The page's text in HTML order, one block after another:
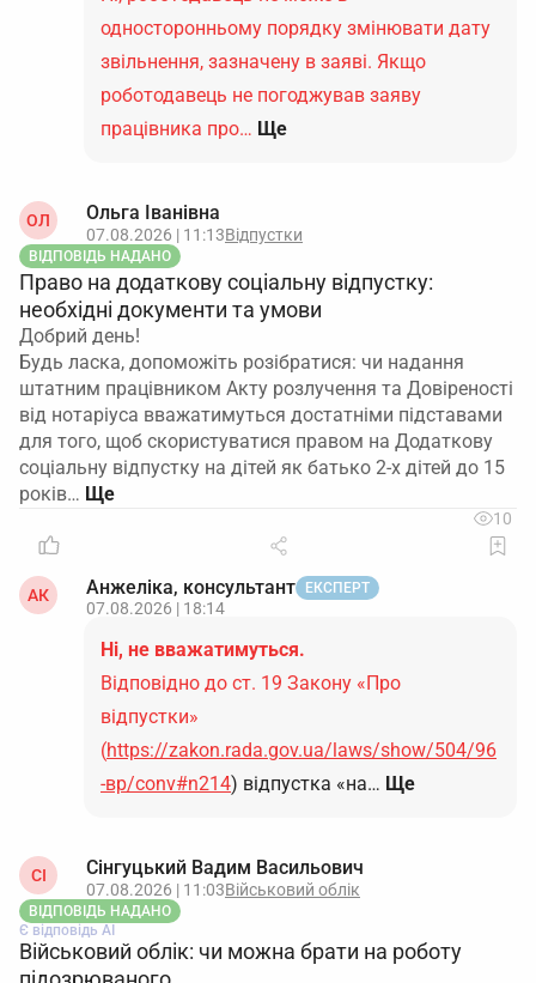
односторонньому порядку змінювати дату
звільнення, зазначену в заяві. Якщо
роботодавець не погоджував заяву
працівника про… Ще
ОЛ Ольга Іванівна
07.08.2026 | 11:13Відпустки
ВІДПОВІДЬ НАДАНО
Право на додаткову соціальну відпустку:
необхідні документи та умови
Добрий день!
Будь ласка, допоможіть розібратися: чи надання
штатним працівником Акту розлучення та Довіреності
від нотаріуса вважатимуться достатніми підставами
для того, щоб скористуватися правом на Додаткову
соціальну відпустку на дітей як батько 2-х дітей до 15
років…
10
АК Анжеліка, консультант ЕКСПЕРТ
07.08.2026 | 18:14
Ні, не вважатимуться.
Відповідно до ст. 19 Закону «Про
відпустки»
(https://zakon.rada.gov.ua/laws/show/504/96
-вр/conv#n214) відпустка «на… Ще
СІ Сінгуцький Вадим Васильович
07.08.2026 | 11:03Військовий облік
ВІДПОВІДЬ НАДАНО
Є відповідь АІ
Військовий облік: чи можна брати на роботу